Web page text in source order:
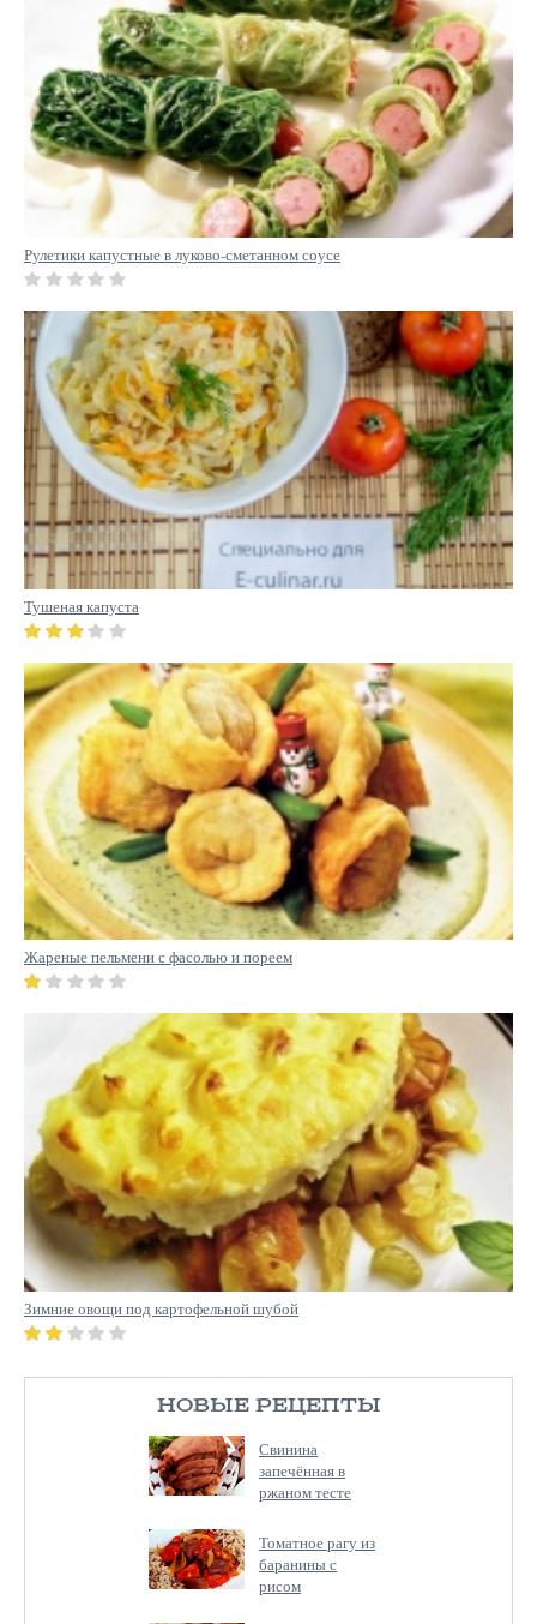
НОВЫЕ РЕЦЕПТЫ
Свинина
запечённая в
ржаном тесте
Томатное рагу из
баранины с
рисом
Рулетики капустные в луково-сметанном соусе
Тушеная капуста
Жареные пельмени с фасолью и пореем
Зимние овощи под картофельной шубой